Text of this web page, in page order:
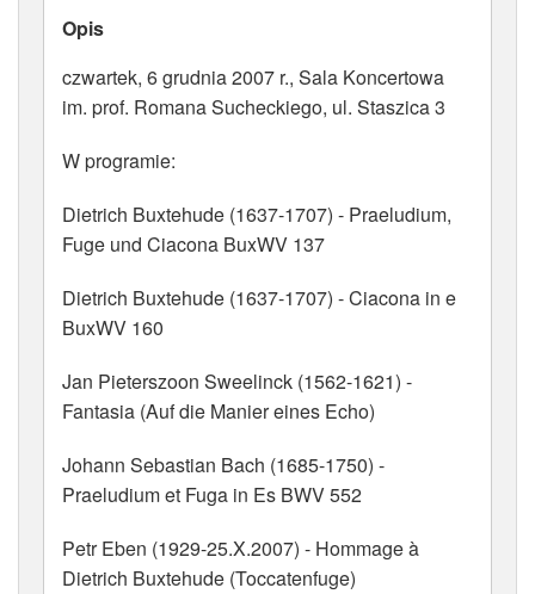
Opis
czwartek, 6 grudnia 2007 r., Sala Koncertowa
im. prof. Romana Sucheckiego, ul. Staszica 3
W programie:
Dietrich Buxtehude (1637-1707) - Praeludium,
Fuge und Ciacona BuxWV 137
Dietrich Buxtehude (1637-1707) - Ciacona in e
BuxWV 160
Jan Pieterszoon Sweelinck (1562-1621) -
Fantasia (Auf die Manier eines Echo)
Johann Sebastian Bach (1685-1750) -
Praeludium et Fuga in Es BWV 552
Petr Eben (1929-25.X.2007) - Hommage à
Dietrich Buxtehude (Toccatenfuge)